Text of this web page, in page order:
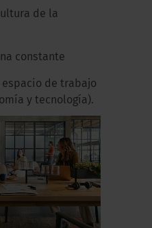
de la
constante
espacio de trabajo
y tecnología).